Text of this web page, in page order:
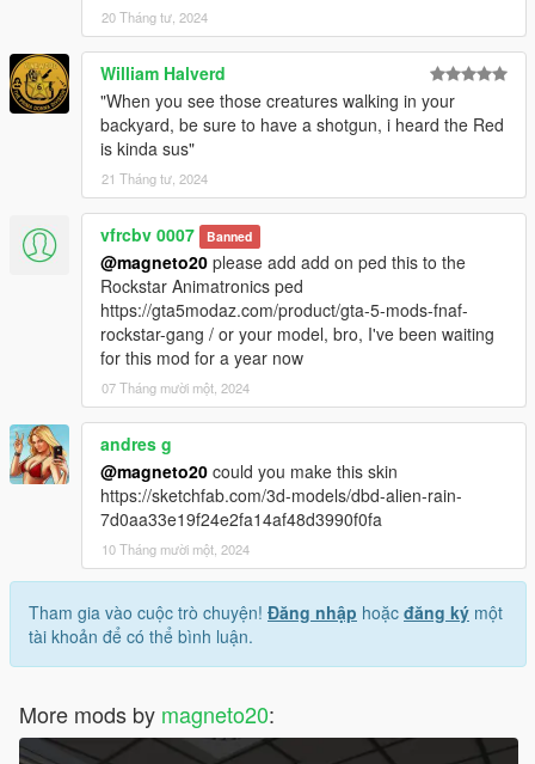
20 Tháng tư, 2024
William Halverd
"When you see those creatures walking in your
backyard, be sure to have a shotgun, i heard the Red
is kinda sus"
21 Tháng tư, 2024
vfrcbv 0007 Banned
@magneto20 please add add on ped this to the
Rockstar Animatronics ped
https://gta5modaz.com/product/gta-5-mods-fnaf-
rockstar-gang / or your model, bro, I've been waiting
for this mod for a year now
07 Tháng mười một, 2024
andres g
@magneto20 could you make this skin
https://sketchfab.com/3d-models/dbd-alien-rain-
7d0aa33e19f24e2fa14af48d3990f0fa
10 Tháng mười một, 2024
Tham gia vào cuộc trò chuyện! Đăng nhập hoặc đăng ký một
tài khoản để có thể bình luận.
More mods by magneto20: